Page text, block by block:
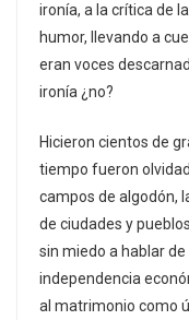
ironía, a la crítica de
humor, llevando a
eran voces
ironía ¿no?
Hicieron cientos de
tiempo fueron
campos de algodón,
de ciudades y
sin miedo a hablar
independencia
al matrimonio como